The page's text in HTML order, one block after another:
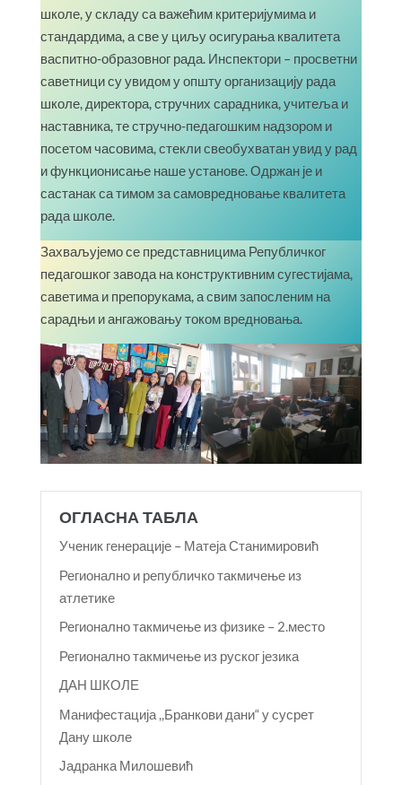
школе, у складу са важећим критеријумима и
стандардима, а све у циљу осигурања квалитета
васпитно-образовног рада. Инспектори – просветни
саветници су увидом у општу организацију рада
школе, директора, стручних сарадника, учитеља и
наставника, те стручно-педагошким надзором и
посетом часовима, стекли свеобухватан увид у рад
и функционисање наше установе. Одржан је и
састанак са тимом за самовредновање квалитета
рада школе.
Захваљујемо се представницима Републичког
педагошког завода на конструктивним сугестијама,
саветима и препорукама, а свим запосленим на
сарадњи и ангажовању током вредновања.
ОГЛАСНА ТАБЛА
Ученик генерације – Матеја Станимировић
Регионално и републичко такмичење из
атлетике
Регионално такмичење из физике – 2.место
Регионално такмичење из руског језика
ДАН ШКОЛЕ
Манифестација ,,Бранкови дани“ у сусрет
Дану школе
Јадранка Милошевић